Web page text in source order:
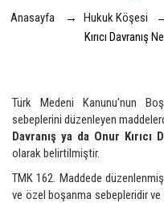
Anasayfa → Hukuk Köşesi
Kırıcı Davranış
Türk Medeni Kanunu'nun
sebeplerini düzenleyen
Davranış ya da Onur Kırıcı
olarak belirtilmiştir.
TMK 162. Maddede
ve özel boşanma sebepleridir